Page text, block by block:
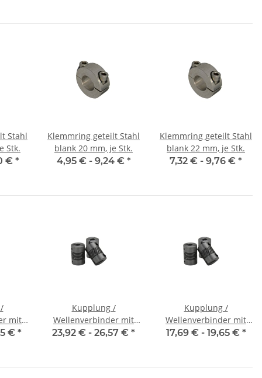
Stahl
Stk.
€ *
Klemmring geteilt Stahl
blank 20 mm, je Stk.
4,95 € - 9,24 € *
Klemmring geteilt Stahl
blank 22 mm, je Stk.
7,32 € - 9,76 € *
mit
K 16
€ *
Kupplung /
Wellenverbinder mit
Klemmnaben WSV-K 16
23,92 € - 26,57 € *
Kupplung /
Wellenverbinder mit
Klemmnaben WSV-K 18
17,69 € - 19,65 € *